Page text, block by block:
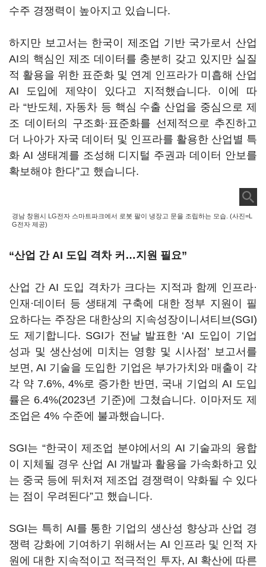
수주 경쟁력이 높아지고 있습니다.
하지만 보고서는 한국이 제조업 기반 국가로서 산업
AI의 핵심인 제조 데이터를 충분히 갖고 있지만 실질
적 활용을 위한 표준화 및 연계 인프라가 미흡해 산업
AI 도입에 제약이 있다고 지적했습니다. 이에 따
라 “반도체 , 자동차 등 핵심 수출 산업을 중심으로 제
조 데이터의 구조화·표준화를 선제적으로 추진하고
더 나아가 자국 데이터 및 인프라를 활용한 산업별 특
화 AI 생태계를 조성해 디지털 주권과 데이터 안보를
확보해야 한다”고 했습니다.
경남 창원시 LG전자 스마트파크에서 로봇 팔이 냉장고 문을 조립하는 모습. (사진=L
G전자 제공)
“산업 간 AI 도입 격차 커…지원 필요”
산업 간 AI 도입 격차가 크다는 지적과 함께 인프라·
인재·데이터 등 생태계 구축에 대한 정부 지원이 필
요하다는 주장은 대한상의 지속성장이니셔티브(SGI)
도 제기합니다. SGI가 전날 발표한 ‘AI 도입이 기업
성과 및 생산성에 미치는 영향 및 시사점’ 보고서를
보면,AI 기술을 도입한 기업은 부가가치와 매출이 각
각 약 7.6%, 4%로 증가한 반면, 국내 기업의 AI 도입
률은 6.4%(2023년 기준)에 그쳤습니다. 이마저도 제
조업은 4% 수준에 불과했습니다.
SGI는 “한국이 제조업 분야에서의 AI 기술과의 융합
이 지체될 경우 산업 AI 개발과 활용을 가속화하고 있
는 중국 등에 뒤처져 제조업 경쟁력이 약화될 수 있다
는 점이 우려된다”고 했습니다.
SGI는 특히 AI를 통한 기업의 생산성 향상과 산업 경
쟁력 강화에 기여하기 위해서는 AI 인프라 및 인적 자
원에 대한 지속적이고 적극적인 투자, AI 확산에 따른